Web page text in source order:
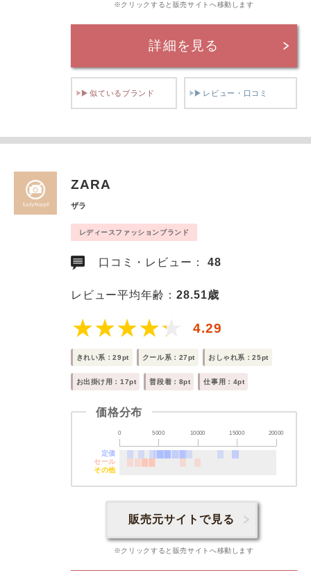
※クリックすると販売サイトへ移動します
詳細を見る
似ているブランド レビュー・口コミ
ZARA
ザラ
レディースファッションブランド
口コミ・レビュー：48
レビュー平均年齢：28.51歳
4.29
きれい系：29pt クール系：27pt おしゃれ系：25pt
お出掛け用：17pt 普段着：8pt 仕事用：4pt
価格分布
0 5000 10000 15000 20000
定価
セール
その他
販売元サイトで見る
※クリックすると販売サイトへ移動します